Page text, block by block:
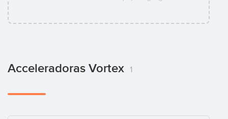
Acceleradoras Vortex 1